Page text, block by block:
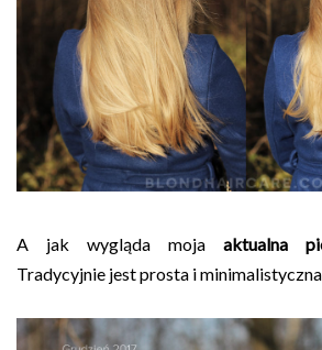
A jak wygląda moja aktualna
Tradycyjnie jest prosta i